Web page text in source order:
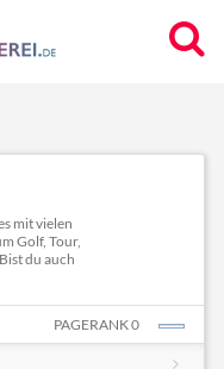
mit vielen
Golf, Tour,
du auch
PAGERANK 0